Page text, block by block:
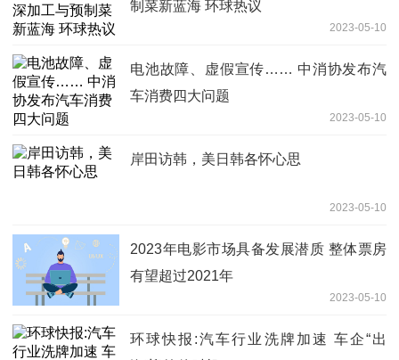
制菜新蓝海 环球热议
2023-05-10
电池故障、虚假宣传…… 中消协发布汽
车消费四大问题
2023-05-10
岸田访韩，美日韩各怀心思
2023-05-10
2023年电影市场具备发展潜质 整体票房
有望超过2021年
2023-05-10
环球快报:汽车行业洗牌加速 车企“出